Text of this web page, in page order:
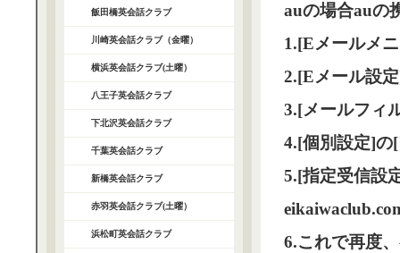
auの場合auの
1.[Eメールメ
2.[Eメール設
3.[メールフィ
4.[個別設定]の
5.[指定受信設
6.これで再度
飯田橋英会話クラブ
川崎英会話クラブ（金曜）
横浜英会話クラブ(土曜）
八王子英会話クラブ
下北沢英会話クラブ
千葉英会話クラブ
新橋英会話クラブ
赤羽英会話クラブ(土曜）
浜松町英会話クラブ